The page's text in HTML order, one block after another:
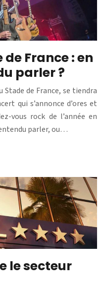
de France : en
parler ?
Stade de France, se tiendra
qui s’annonce d’ores et
vous rock de l’année en
parler, ou…
le secteur